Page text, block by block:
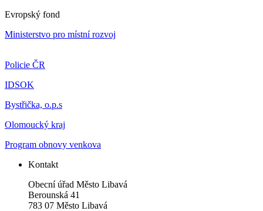
Evropský fond
Ministerstvo pro místní rozvoj
Policie ČR
IDSOK
Bystřička, o.p.s
Olomoucký kraj
Program obnovy venkova
Kontakt
Obecní úřad Město Libavá
Berounská 41
783 07 Město Libavá